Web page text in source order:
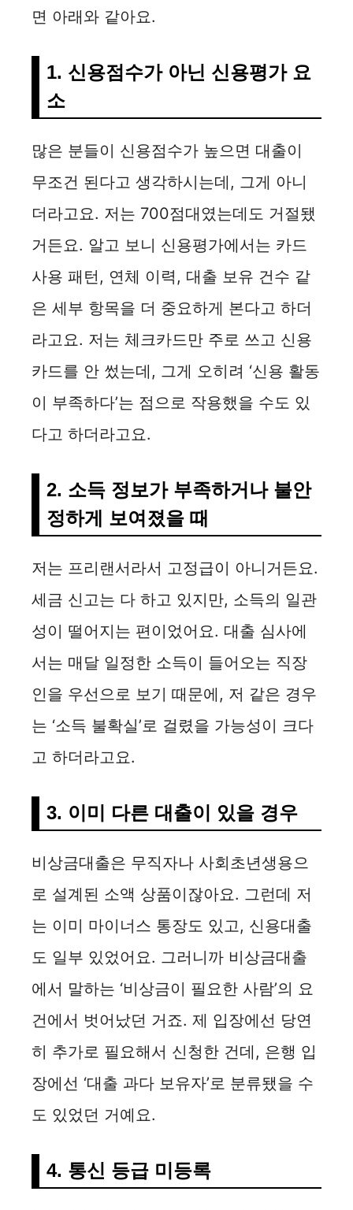
면 아래와 같아요.
1. 신용점수가 아닌 신용평가 요
소
많은 분들이 신용점수가 높으면 대출이
무조건 된다고 생각하시는데, 그게 아니
더라고요. 저는 700점대였는데도 거절됐
거든요. 알고 보니 신용평가에서는 카드
사용 패턴, 연체 이력, 대출 보유 건수 같
은 세부 항목을 더 중요하게 본다고 하더
라고요. 저는 체크카드만 주로 쓰고 신용
카드를 안 썼는데, 그게 오히려 ‘신용 활동
이 부족하다’는 점으로 작용했을 수도 있
다고 하더라고요.
2. 소득 정보가 부족하거나 불안
정하게 보여졌을 때
저는 프리랜서라서 고정급이 아니거든요.
세금 신고는 다 하고 있지만, 소득의 일관
성이 떨어지는 편이었어요. 대출 심사에
서는 매달 일정한 소득이 들어오는 직장
인을 우선으로 보기 때문에, 저 같은 경우
는 ‘소득 불확실’로 걸렸을 가능성이 크다
고 하더라고요.
3. 이미 다른 대출이 있을 경우
비상금대출은 무직자나 사회초년생용으
로 설계된 소액 상품이잖아요. 그런데 저
는 이미 마이너스 통장도 있고, 신용대출
도 일부 있었어요. 그러니까 비상금대출
에서 말하는 ‘비상금이 필요한 사람’의 요
건에서 벗어났던 거죠. 제 입장에선 당연
히 추가로 필요해서 신청한 건데, 은행 입
장에선 ‘대출 과다 보유자’로 분류됐을 수
도 있었던 거예요.
4. 통신 등급 미등록